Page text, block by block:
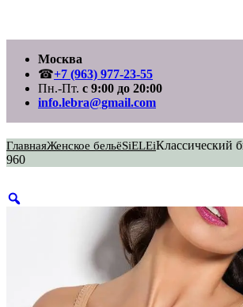
содержимому
Москва
☎+7 (963) 977-23-55
Пн.-Пт. с 9:00 до 20:00
info.lebra@gmail.com
ГлавнаяЖенское бельёSiELEiКлассический
960